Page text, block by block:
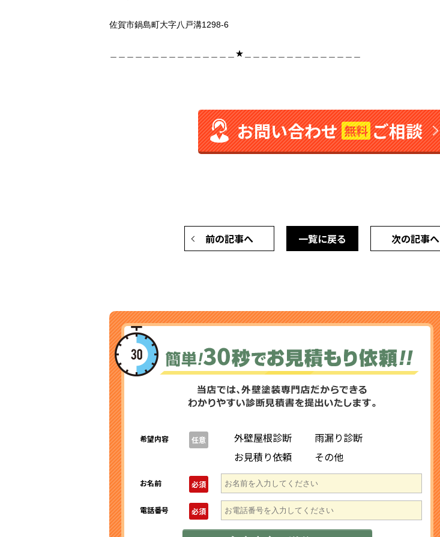
佐賀市鍋島町大字八戸溝1298-6
＿＿＿＿＿＿＿＿＿＿＿＿＿＿＿★＿＿＿＿＿＿＿＿＿＿＿＿＿＿
お問い合わせ無料 ご相談
前の記事へ 次の記事へ
一覧に戻る
希望内容 任意 外壁屋根診断
雨漏り診断
お見積り依頼
その他
お名前 必須
電話番号 必須